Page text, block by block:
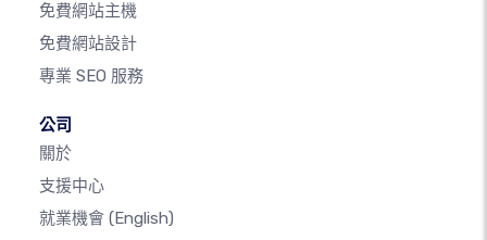
免費網站主機
免費網站設計
專業 SEO 服務
公司
關於
支援中心
就業機會 (English)